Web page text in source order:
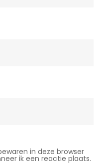
in deze browser
ik een reactie plaats.